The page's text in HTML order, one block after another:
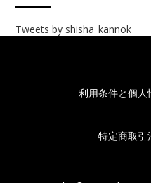
Tweets by shisha_kannok
利用条件と個人
特定商取引